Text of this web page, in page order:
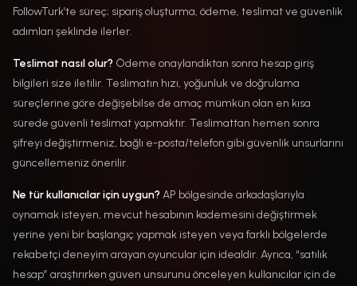
FollowTurk’te süreç; sipariş oluşturma, ödeme, teslimat ve güvenlik
adımları şeklinde ilerler.
Teslimat nasıl olur? Ödeme onaylandıktan sonra hesap giriş
bilgileri size iletilir. Teslimatın hızı, yoğunluk ve doğrulama
süreçlerine göre değişebilse de amaç mümkün olan en kısa
sürede güvenli teslimat yapmaktır. Teslimattan hemen sonra
şifreyi değiştirmeniz, bağlı e-posta/telefon gibi güvenlik unsurlarını
güncellemeniz önerilir.
Ne tür kullanıcılar için uygun? AP bölgesinde arkadaşlarıyla
oynamak isteyen, mevcut hesabının kademesini değiştirmek
yerine yeni bir başlangıç yapmak isteyen veya farklı bölgelerde
rekabetçi deneyim arayan oyuncular için idealdir. Ayrıca, “satılık
hesap” araştırırken güven unsurunu önceleyen kullanıcılar için de